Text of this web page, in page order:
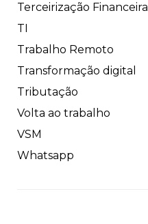
Terceirização Financeira
TI
Trabalho Remoto
Transformação digital
Tributação
Volta ao trabalho
VSM
Whatsapp